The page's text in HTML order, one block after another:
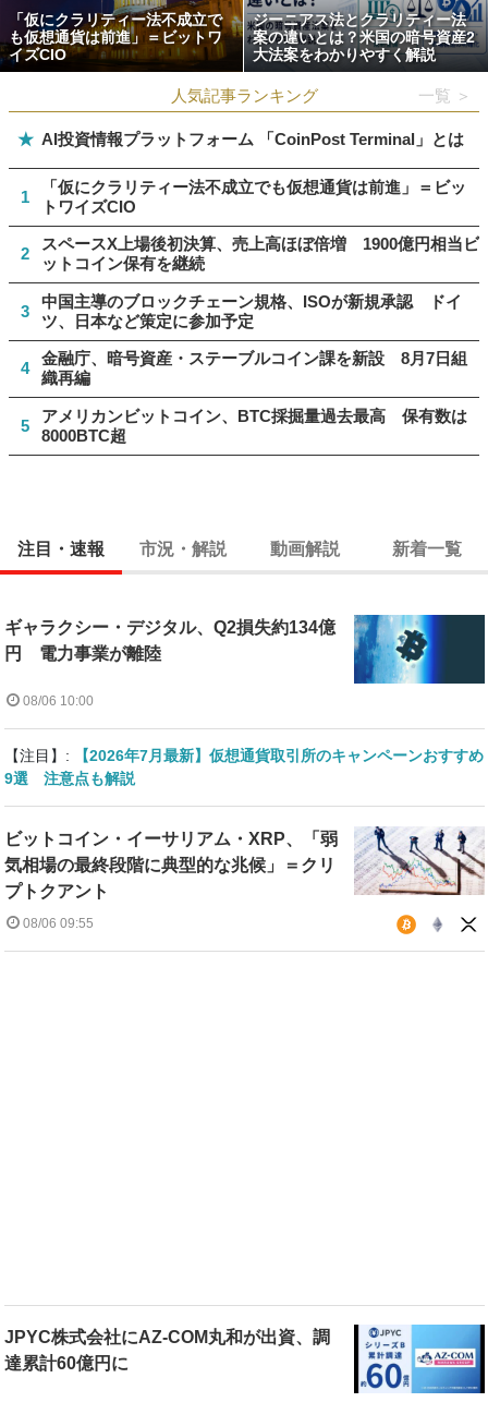
「仮にクラリティー法不成立で
も仮想通貨は前進」＝ビットワ
イズCIO
ジーニアス法とクラリティー法
案の違いとは？米国の暗号資産2
大法案をわかりやすく解説
人気記事ランキング 一覧 ＞
★ AI投資情報プラットフォーム 「CoinPost Terminal」とは
1
「仮にクラリティー法不成立でも仮想通貨は前進」＝ビッ
トワイズCIO
2
スペースX上場後初決算、売上高ほぼ倍増 1900億円相当ビ
ットコイン保有を継続
3
中国主導のブロックチェーン規格、ISOが新規承認 ドイ
ツ、日本など策定に参加予定
4
金融庁、暗号資産・ステーブルコイン課を新設 8月7日組
織再編
5
アメリカンビットコイン、BTC採掘量過去最高 保有数は
8000BTC超
注目・速報 市況・解説 動画解説 新着一覧
ギャラクシー・デジタル、Q2損失約134億
円 電力事業が離陸
08/06 10:00
【注目】:
【2026年7月最新】仮想通貨取引所のキャンペーンおすすめ
9選 注意点も解説
ビットコイン・イーサリアム・XRP、「弱
気相場の最終段階に典型的な兆候」＝クリ
プトクアント
08/06 09:55
JPYC株式会社にAZ-COM丸和が出資、調
達累計60億円に